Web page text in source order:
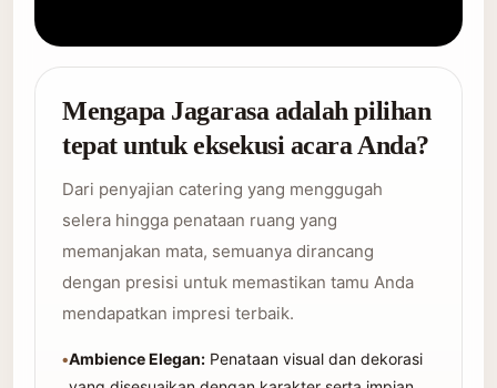
Mengapa Jagarasa adalah pilihan
tepat untuk eksekusi acara Anda?
Dari penyajian catering yang menggugah
selera hingga penataan ruang yang
memanjakan mata, semuanya dirancang
dengan presisi untuk memastikan tamu Anda
mendapatkan impresi terbaik.
•Ambience Elegan: Penataan visual dan dekorasi